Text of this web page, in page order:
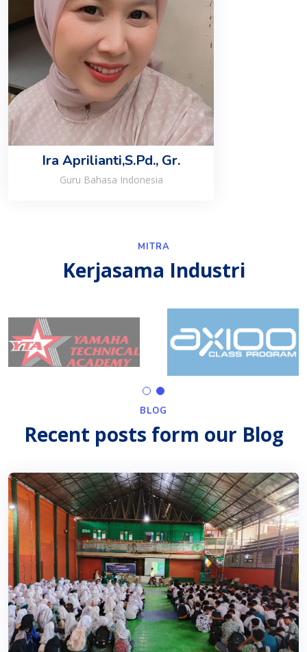
Ira Aprilianti,S.Pd., Gr.
Guru Bahasa Indonesia
MITRA
Kerjasama Industri
BLOG
Recent posts form our Blog